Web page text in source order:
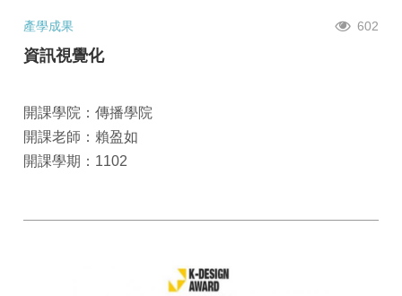
產學成果 602
資訊視覺化
開課學院：傳播學院
開課老師：賴盈如
開課學期：1102